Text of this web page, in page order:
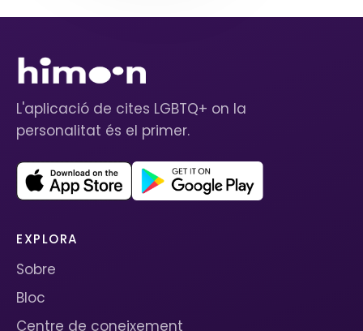
L'aplicació de cites LGBTQ+ on la
personalitat és el primer.
EXPLORA
Sobre
Bloc
Centre de coneixement